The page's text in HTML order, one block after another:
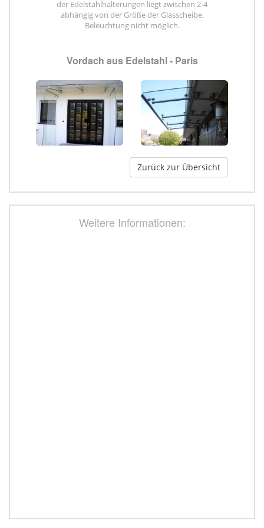
der Edelstahlhalterungen liegt zwischen 2-4
abhängig von der Größe der Glasscheibe.
Beleuchtung nicht möglich.
Vordach aus Edelstahl - Paris
Zurück zur Übersicht
Weitere Informationen: